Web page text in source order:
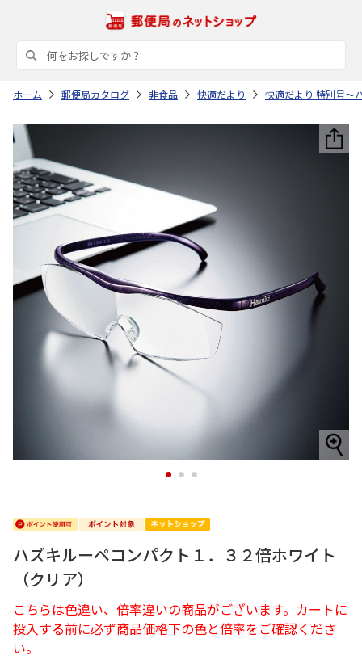
ホーム 郵便局カタログ 非食品 快適だより 快適だより 特別号～
1 2 3
ハズキルーペコンパクト１．３２倍ホワイト
（クリア）
こちらは色違い、倍率違いの商品がございます。カートに
投入する前に必ず商品価格下の色と倍率をご確認くださ
い。